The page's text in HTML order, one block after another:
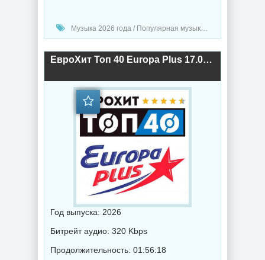
Музыка 2026 года / Популярная музыка / Электронная музыка / Поп музыка / Танцевальная музыка / Сборник музыка / Synthpop music
ЕвроХит Топ 40 Europa Plus 17.04.2026 (2026) торрент
Год выпуска: 2026
Битрейт аудио: 320 Kbps
Продолжительность: 01:56:18